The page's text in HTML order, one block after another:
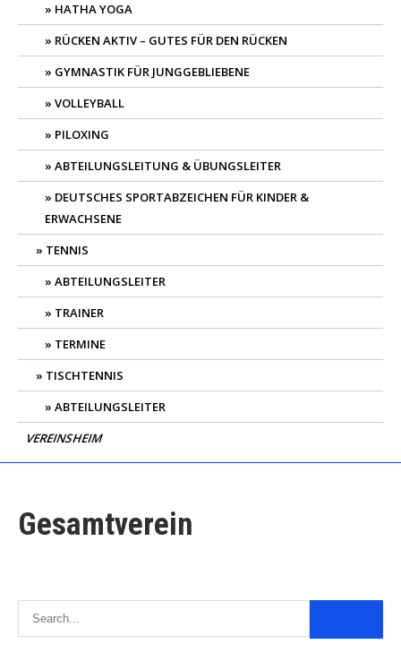
HATHA YOGA
RÜCKEN AKTIV – GUTES FÜR DEN RÜCKEN
GYMNASTIK FÜR JUNGGEBLIEBENE
VOLLEYBALL
PILOXING
ABTEILUNGSLEITUNG & ÜBUNGSLEITER
DEUTSCHES SPORTABZEICHEN FÜR KINDER &
ERWACHSENE
TENNIS
ABTEILUNGSLEITER
TRAINER
TERMINE
TISCHTENNIS
ABTEILUNGSLEITER
VEREINSHEIM
Gesamtverein